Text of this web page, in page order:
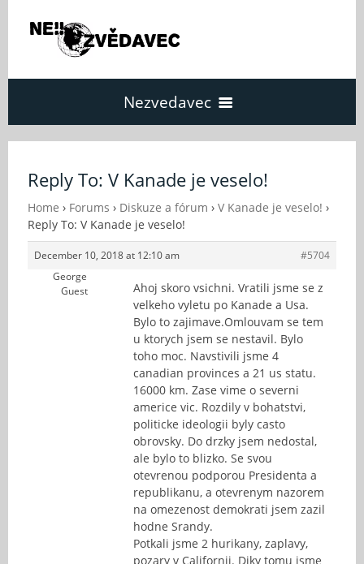
Nezvedavec
Fórum
O Nezvědavci
Kontakt
Reply To: V Kanade je veselo!
Home › Forums › Diskuze a fórum › V Kanade je veselo! ›
Reply To: V Kanade je veselo!
December 10, 2018 at 12:10 am
#5704
George
Guest
Ahoj skoro vsichni. Vratili jsme se z
velkeho vyletu po Kanade a Usa.
Bylo to zajimave.Omlouvam se tem
u ktorych jsem se nestavil. Bylo
toho moc. Navstivili jsme 4
canadian provinces a 21 us statu.
16000 km. Zase vime o severni
americe vic. Rozdily v bohatstvi,
politicke ideologii byly casto
obrovsky. Do drzky jsem nedostal,
ale bylo to blizko. Se svou
otevrenou podporou Presidenta a
republikanu, a otevrenym nazorem
na omezenost demokrati jsem zazil
hodne Srandy.
Potkali jsme 2 hurikany, zaplavy,
pozary v Californii. Diky tomu jsme